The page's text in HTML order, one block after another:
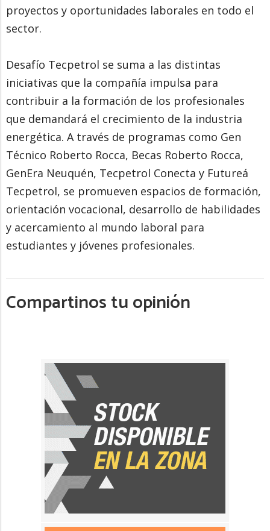
proyectos y oportunidades laborales en todo el
sector.
Desafío Tecpetrol se suma a las distintas
iniciativas que la compañía impulsa para
contribuir a la formación de los profesionales
que demandará el crecimiento de la industria
energética. A través de programas como Gen
Técnico Roberto Rocca, Becas Roberto Rocca,
GenEra Neuquén, Tecpetrol Conecta y Futureá
Tecpetrol, se promueven espacios de formación,
orientación vocacional, desarrollo de habilidades
y acercamiento al mundo laboral para
estudiantes y jóvenes profesionales.
Compartinos tu opinión